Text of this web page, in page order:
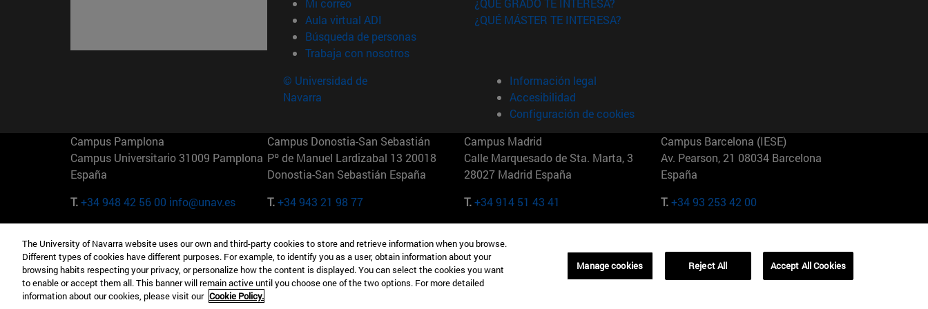
Mi correo
Aula virtual ADI (abre en nueva ventana)
Búsqueda de personas(abre en nueva ventana)
Trabaja con nosotros(abre en nueva ventana)
¿QUÉ GRADO TE INTERESA?
¿QUÉ MÁSTER TE INTERESA?
© Universidad de
Navarra
Información legal
Accesibilidad
Configuración de cookies
Campus Pamplona
Campus Universitario 31009 Pamplona
España
T.+34 948 42 56 00 info@unav.es
Campus Donostia-San Sebastián
Pº de Manuel Lardizabal 13 20018
Donostia-San Sebastián España
T.+34 943 21 98 77
Campus Madrid
Calle Marquesado de Sta. Marta, 3
28027 Madrid España
T.+34 914 51 43 41
Campus Barcelona (IESE)
Av. Pearson, 21 08034 Barcelona
España
T.+34 93 253 42 00
Camino del Cerro Águila 3 28023
Madrid España
T.+34 912 11 30 00
165 W 57th St 10019-2201 Nueva York
EE.UU
T.+1 646 346 8850
Maria-Theresia-Straße 15 81675
Múnich Alemania
T.+49 89 24209790
01321001 Bela Vista Brasil
The University of Navarra website uses our own and third-party cookies to store and retrieve information when you browse.
Different types of cookies have different purposes. For example, to identify you as a user, obtain information about your
browsing habits respecting your privacy, or personalize how the content is displayed. You can select the cookies you want
to enable or accept them all. This banner will remain active until you choose one of the two options. For more detailed
information about our cookies, please visit our Cookie Policy.
Manage cookies Reject All Accept All Cookies